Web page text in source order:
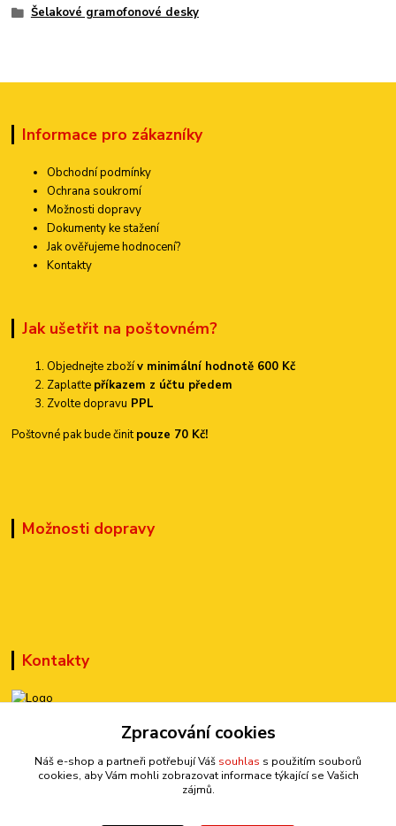
Šelakové gramofonové desky
Informace pro zákazníky
Obchodní podmínky
Ochrana soukromí
Možnosti dopravy
Dokumenty ke stažení
Jak ověřujeme hodnocení?
Kontakty
Jak ušetřit na poštovném?
Objednejte zbožív minimální hodnotě 600 Kč
Zaplaťte příkazem z účtu předem
Zvolte dopravu PPL
Poštovné pak bude činitpouze 70 Kč!
Možnosti dopravy
Kontakty
+420 777 899 301
sedmi@kraska1.cz
Zpracování cookies
Náš e-shop a partneři potřebují Váš souhlas s použitím souborů
cookies, aby Vám mohli zobrazovat informace týkající se Vašich
zájmů.